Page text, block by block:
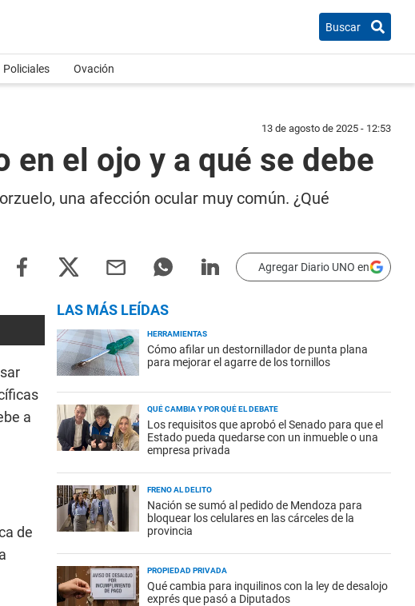
Buscar
Policiales Ovación
13 de agosto de 2025 - 12:53
en el ojo y a qué se debe
una afección ocular muy común. ¿Qué
Agregar Diario UNO en
a
de
LAS MÁS LEÍDAS
HERRAMIENTAS
Cómo afilar un destornillador de punta plana
para mejorar el agarre de los tornillos
QUÉ CAMBIA Y POR QUÉ EL DEBATE
Los requisitos que aprobó el Senado para que el
Estado pueda quedarse con un inmueble o una
empresa privada
FRENO AL DELITO
Nación se sumó al pedido de Mendoza para
bloquear los celulares en las cárceles de la
provincia
PROPIEDAD PRIVADA
Qué cambia para inquilinos con la ley de desalojo
exprés que pasó a Diputados